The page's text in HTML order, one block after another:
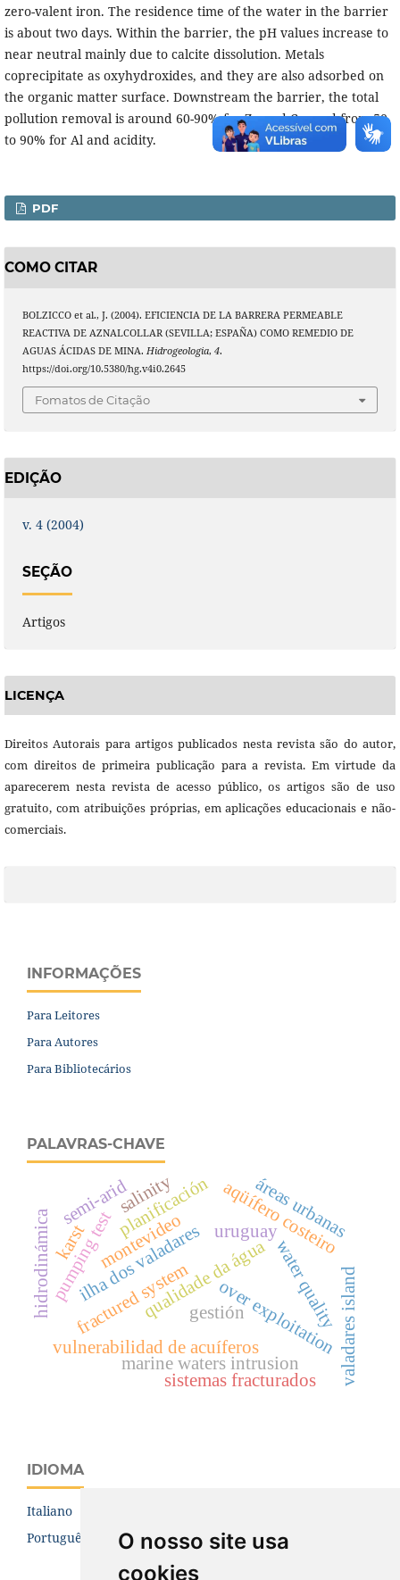
O nosso site usa
cookies
zero-valent iron. The residence time of the water in the barrier
is about two days. Within the barrier, the pH values increase to
near neutral mainly due to calcite dissolution. Metals
coprecipitate as oxyhydroxides, and they are also adsorbed on
the organic matter surface. Downstream the barrier, the total
pollution removal is around 60-90% for Zn and Cu, and from 50
to 90% for Al and acidity.
PDF
COMO CITAR
BOLZICCO et al., J. (2004). EFICIENCIA DE LA BARRERA PERMEABLE
REACTIVA DE AZNALCOLLAR (SEVILLA; ESPAÑA) COMO REMEDIO DE
AGUAS ÁCIDAS DE MINA. Hidrogeologia, 4.
https://doi.org/10.5380/hg.v4i0.2645
Fomatos de Citação
EDIÇÃO
v. 4 (2004)
SEÇÃO
Artigos
LICENÇA
Direitos Autorais para artigos publicados nesta revista são do autor,
com direitos de primeira publicação para a revista. Em virtude da
aparecerem nesta revista de acesso público, os artigos são de uso
gratuito, com atribuições próprias, em aplicações educacionais e não-
comerciais.
INFORMAÇÕES
Para Leitores
Para Autores
Para Bibliotecários
PALAVRAS-CHAVE
vulnerabilidad de acuíferos
qualidade da água
montevideo uruguay
fractured system over exploitation
marine waters intrusion
ilha dos valadares
aqüífero costeiro
valadares island
pumping test water quality
gestión
planificación áreas urbanas
sistemas fracturados
hidrodinámicakarst
salinity
semi-arid
IDIOMA
Italiano
Português (Brasil)